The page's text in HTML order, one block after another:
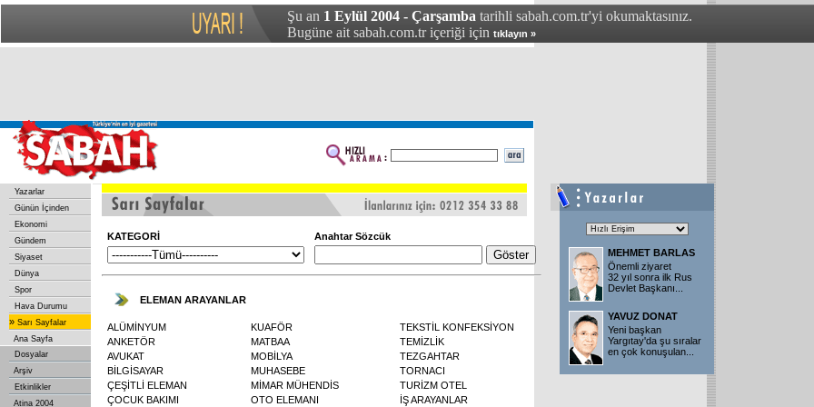
Şu an 1 Eylül 2004 - Çarşamba tarihli sabah.com.tr'yi okumaktasınız.
Bugüne ait sabah.com.tr içeriği için tıklayın »
Yazarlar
Günün İçinden
Ekonomi
Gündem
Siyaset
Dünya
Spor
Hava Durumu
» Sarı Sayfalar
Ana Sayfa
Dosyalar
Arşiv
Etkinlikler
Atina 2004
KATEGORİ Anahtar Sözcük
ELEMAN ARAYANLAR
ALÜMİNYUM
ANKETÖR
AVUKAT
BİLGİSAYAR
ÇEŞİTLİ ELEMAN
ÇOCUK BAKIMI
KUAFÖR
MATBAA
MOBİLYA
MUHASEBE
MİMAR MÜHENDİS
OTO ELEMANI
TEKSTİL KONFEKSİYON
TEMİZLİK
TEZGAHTAR
TORNACI
TURİZM OTEL
İŞ ARAYANLAR
MEHMET BARLAS
Önemli ziyaret
32 yıl sonra ilk Rus
Devlet Başkanı
YAVUZ DONAT
Yeni başkan
Yargıtay'da şu sıralar
en çok konuşulan